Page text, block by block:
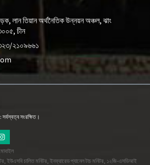
লান তিয়ান অর্থনৈতিক উন্নয়ন অঞ্চল, ঝাং
চীন
২১০৯৬৬১
সংরক্ষিত।
, ইউএসবি চালিত মনিটর, ইনফ্রারেড প্যানেল টাচ মনিটর, ১২জি-এসডিআই